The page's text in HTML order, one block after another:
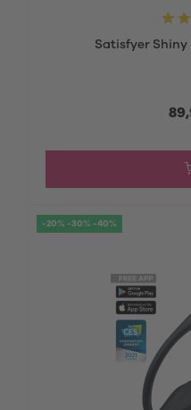
Satisfyer Shiny
-20% -30% -40%